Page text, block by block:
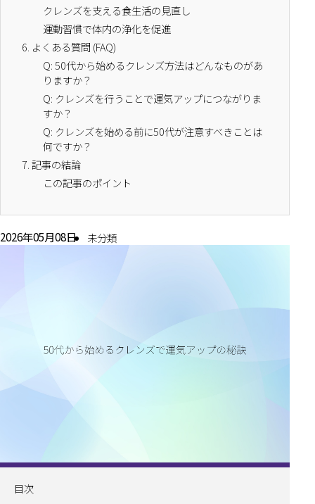
クレンズを支える食生活の見直し
運動習慣で体内の浄化を促進
6. よくある質問 (FAQ)
Q: 50代から始めるクレンズ方法はどんなものがあ
りますか？
Q: クレンズを行うことで運気アップにつながりま
すか？
Q: クレンズを始める前に50代が注意すべきことは
何ですか？
7.記事の結論
この記事のポイント
2026年05月08日 未分類
目次